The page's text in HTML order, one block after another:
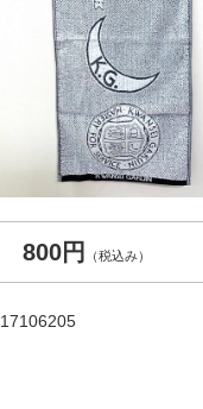
800円 （税込み）
17106205